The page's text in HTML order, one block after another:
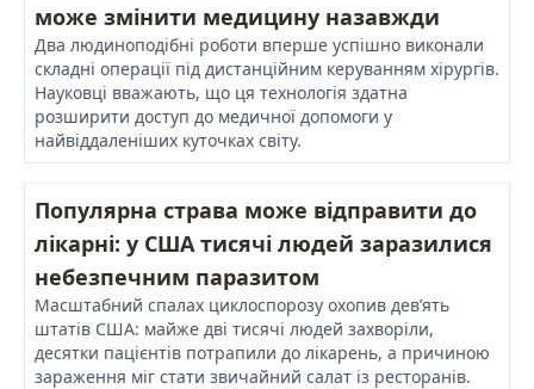
може змінити медицину назавжди
Два людиноподібні роботи вперше успішно виконали
складні операції під дистанційним керуванням хірургів.
Науковці вважають, що ця технологія здатна
розширити доступ до медичної допомоги у
найвіддаленіших куточках світу.
Популярна страва може відправити до
лікарні: у США тисячі людей заразилися
небезпечним паразитом
Масштабний спалах циклоспорозу охопив дев’ять
штатів США: майже дві тисячі людей захворіли,
десятки пацієнтів потрапили до лікарень, а причиною
зараження міг стати звичайний салат із ресторанів.